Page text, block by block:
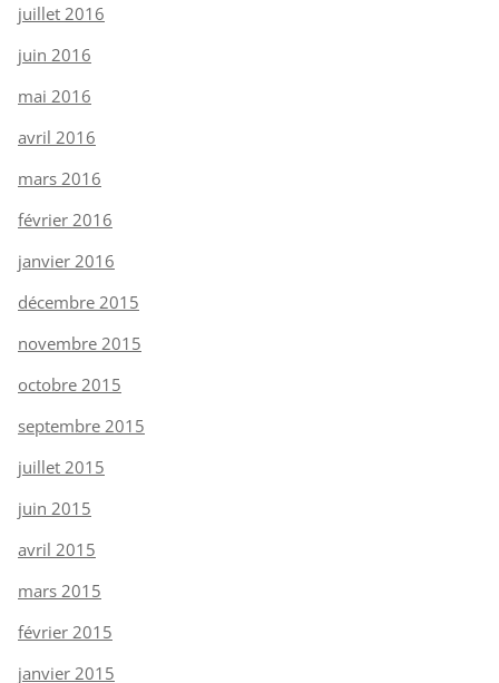
juillet 2016
juin 2016
mai 2016
avril 2016
mars 2016
février 2016
janvier 2016
décembre 2015
novembre 2015
octobre 2015
septembre 2015
juillet 2015
juin 2015
avril 2015
mars 2015
février 2015
janvier 2015